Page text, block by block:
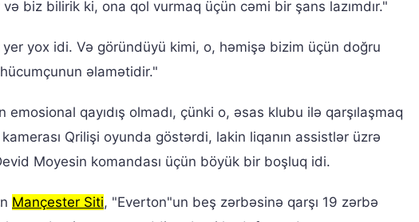
biz bilirik ki, ona qol vurmaq üçün cəmi bir şans lazımdır."
yox idi. Və göründüyü kimi, o, həmişə bizim üçün doğru
əlamətidir."
qayıdış olmadı, çünki o, əsas klubu ilə qarşılaşmaq
Qrilişi oyunda göstərdi, lakin liqanın assistlər üzrə
Moyesin komandası üçün böyük bir boşluq idi.
Mançester Siti, "Everton"un beş zərbəsinə qarşı 19 zərbə